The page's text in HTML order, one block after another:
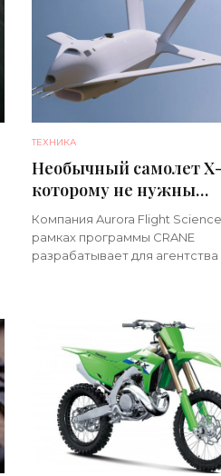
ТЕХНИКА
Необычный самолет Х-
которому не нужны
закрылки, готовится к
испытаниям -
Компания Aurora Flight
рамках программы CRANE
разрабатывает для агентства